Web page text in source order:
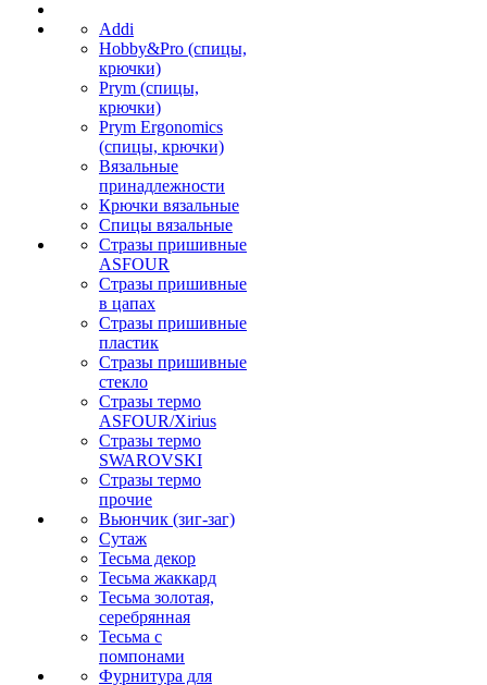
Addi
Hobby&Pro (спицы,
крючки)
Prym (спицы,
крючки)
Prym Ergonomics
(спицы, крючки)
Вязальные
принадлежности
Крючки вязальные
Спицы вязальные
Стразы пришивные
ASFOUR
Стразы пришивные
в цапах
Стразы пришивные
пластик
Стразы пришивные
стекло
Стразы термо
ASFOUR/Xirius
Стразы термо
SWAROVSKI
Стразы термо
прочие
Вьюнчик (зиг-заг)
Сутаж
Тесьма декор
Тесьма жаккард
Тесьма золотая,
серебрянная
Тесьма с
помпонами
Фурнитура для